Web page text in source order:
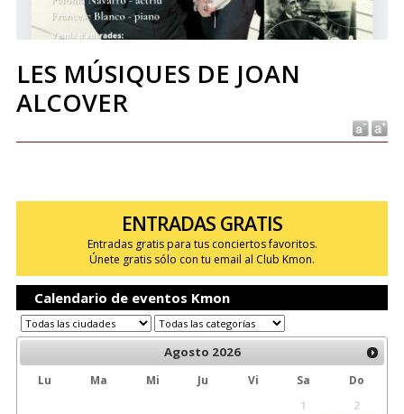
LES MÚSIQUES DE JOAN
ALCOVER
ENTRADAS GRATIS
Entradas gratis para tus conciertos favoritos.
Únete gratis sólo con tu email al Club Kmon.
Calendario de eventos Kmon
Agosto 2026
Lu Ma Mi Ju Vi Sa
Do
1
2